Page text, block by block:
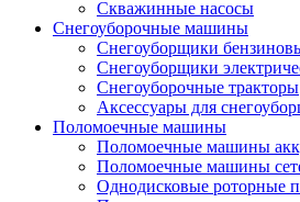
Скважинные насосы
Снегоуборочные машины
Снегоуборщики
Снегоуборщики
Снегоуборочные тракторы
Аксессуары для
Поломоечные машины
Поломоечные машины
Поломоечные машины
Однодисковые роторные